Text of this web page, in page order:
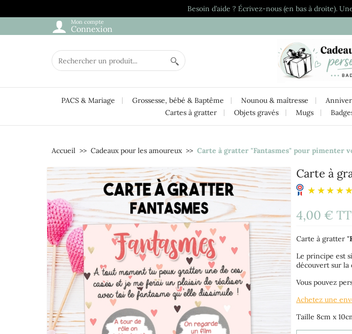
Besoin d’aide ? Écrivez-nous (en bas à droite).
Mon compte
Connexion
PACS & Mariage Grossesse, bébé & Baptême Nounou & maîtresse
Cartes à gratter
Objets gravés Mugs
Accueil Cadeaux pour les amoureux Carte à gratter "Fantasmes" pour pimenter
Carte à
4,00 €
Carte à gratter "
Le principe est
découvert sur la
Vous pouvez
Achetez une
Taille 8cm x